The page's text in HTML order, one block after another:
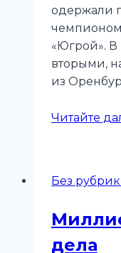
одержали
«Югрой». В
вторыми,
из
Читайте
Без
дела